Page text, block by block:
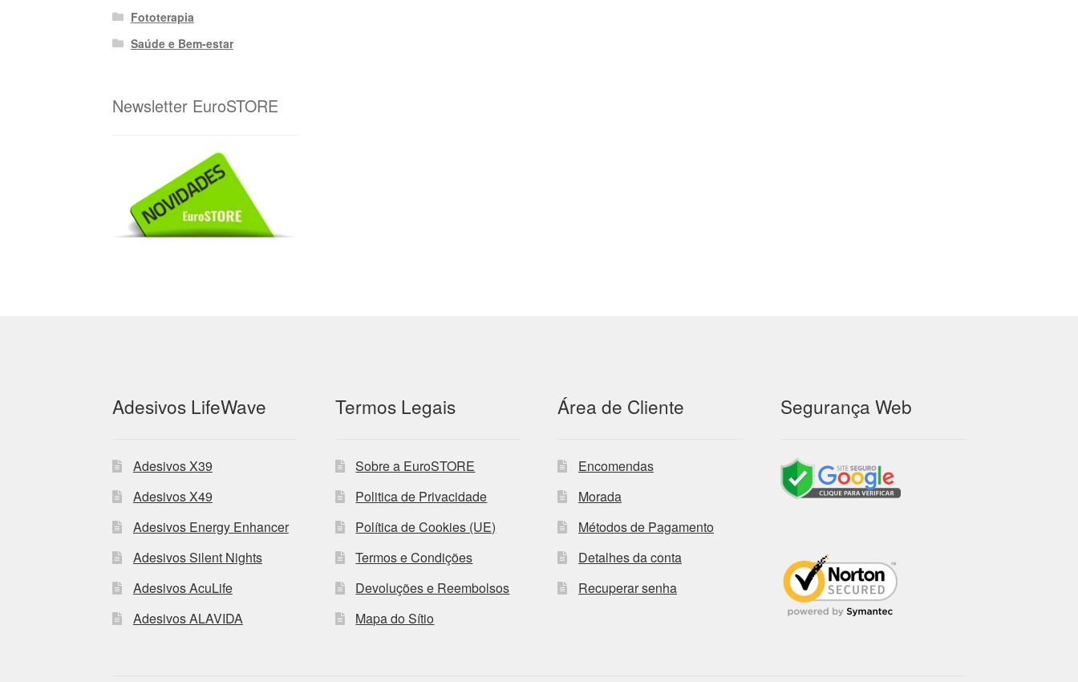
Fototerapia
Saúde e Bem-estar
Newsletter EuroSTORE
Adesivos LifeWave
Adesivos X39
Adesivos X49
Adesivos Energy Enhancer
Adesivos Silent Nights
Adesivos AcuLife
Adesivos ALAVIDA
Termos Legais
Sobre a EuroSTORE
Politica de Privacidade
Política de Cookies (UE)
Termos e Condições
Devoluções e Reembolsos
Mapa do Sítio
Área de Cliente
Encomendas
Morada
Métodos de Pagamento
Detalhes da conta
Recuperar senha
Segurança Web